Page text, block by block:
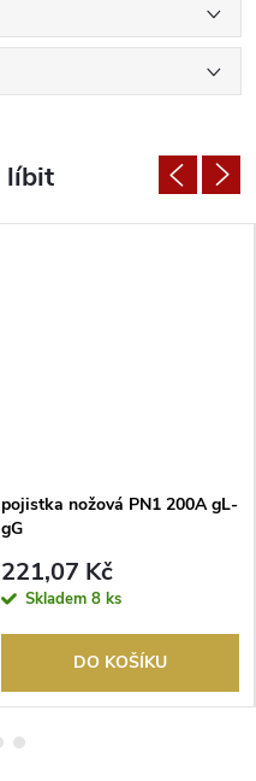
pojistka nožová PN1 200A gL-
gG
221,07 Kč
Skladem 8 ks
DO KOŠÍKU